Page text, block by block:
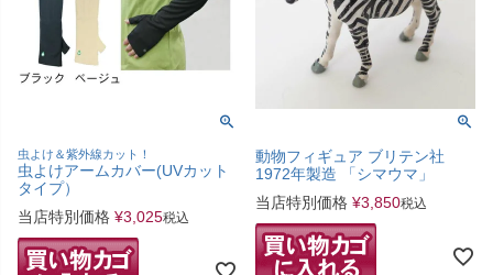
虫よけ＆紫外線カット！
虫よけアームカバー(UVカット
タイプ）
当店特別価格 ¥3,025税込
動物フィギュア ブリテン社
1972年製造 「シマウマ」
当店特別価格 ¥3,850税込